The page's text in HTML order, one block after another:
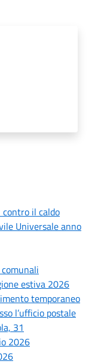
il caldo
Universale anno
estiva 2026
temporaneo
l’ufficio postale
31
2026